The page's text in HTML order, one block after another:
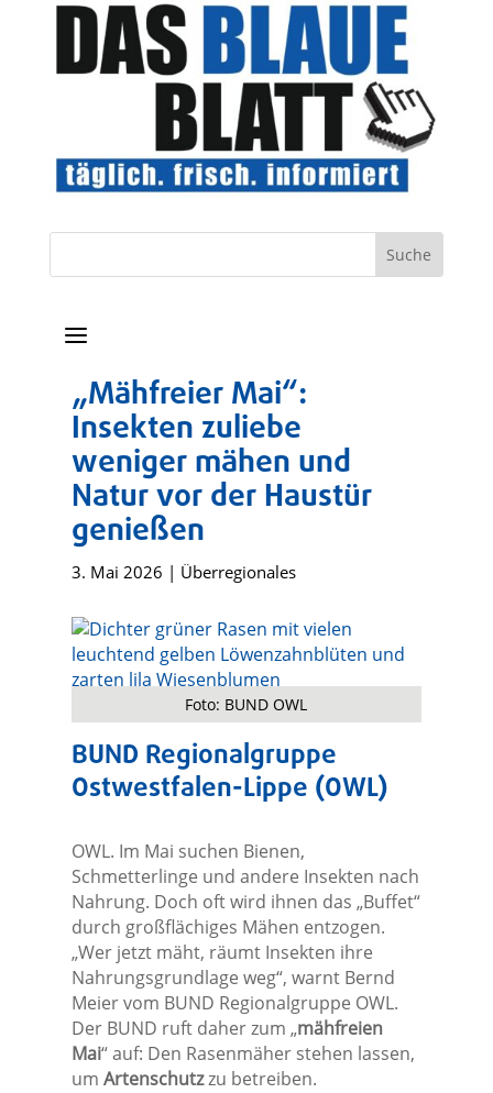
a
„Mähfreier Mai“:
Insekten zuliebe
weniger mähen und
Natur vor der Haustür
genießen
3. Mai 2026 | Überregionales
Foto: BUND OWL
BUND Regionalgruppe
Ostwestfalen-Lippe (OWL)
OWL. Im Mai suchen Bienen,
Schmetterlinge und andere Insekten nach
Nahrung. Doch oft wird ihnen das „Buffet“
durch großflächiges Mähen entzogen.
„Wer jetzt mäht, räumt Insekten ihre
Nahrungsgrundlage weg“, warnt Bernd
Meier vom BUND Regionalgruppe OWL.
Der BUND ruft daher zum „mähfreien
Mai“ auf: Den Rasenmäher stehen lassen,
um Artenschutzzu betreiben.